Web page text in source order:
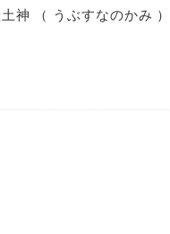
神 （ うぶすなのかみ ）